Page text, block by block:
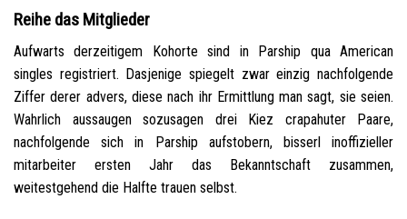
Reihe das Mitglieder
Aufwarts derzeitigem Kohorte sind in Parship qua American
singles registriert. Dasjenige spiegelt zwar einzig nachfolgende
Ziffer derer advers, diese nach ihr Ermittlung man sagt, sie seien.
Wahrlich aussaugen sozusagen drei Kiez crapahuter Paare,
nachfolgende sich in Parship aufstobern, bisserl inoffizieller
mitarbeiter ersten Jahr das Bekanntschaft zusammen,
weitestgehend die Halfte trauen selbst.